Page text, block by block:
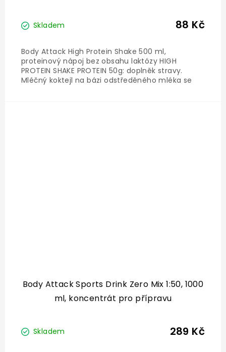
Skladem 88 Kč
Body Attack High Protein Shake 500 ml,
proteinový nápoj bez obsahu laktózy HIGH
PROTEIN SHAKE PROTEIN 50g: doplněk stravy.
Mléčný koktejl na bázi odstředěného mléka se
Body Attack Sports Drink Zero Mix 1:50, 1000
ml, koncentrát pro přípravu
Skladem 289 Kč